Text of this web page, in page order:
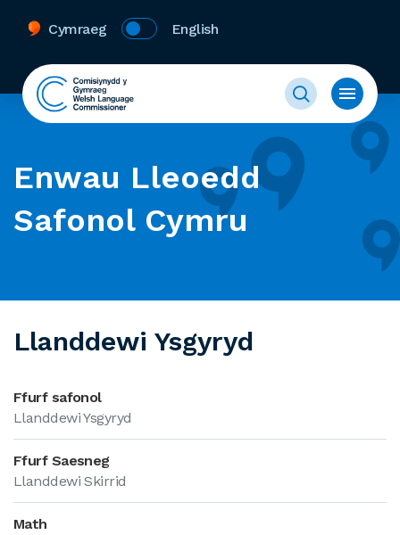
Cymraeg English
Enwau Lleoedd
Safonol Cymru
Llanddewi Ysgyryd
Ffurf safonol
Llanddewi Ysgyryd
Ffurf Saesneg
Llanddewi Skirrid
Math